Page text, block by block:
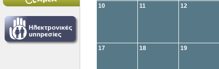
10 11 12
17 18 19